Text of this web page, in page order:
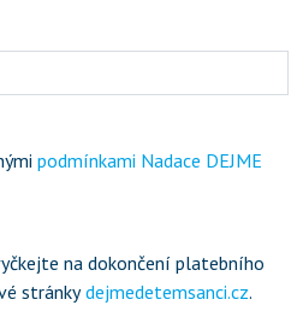
podmínkami Nadace DEJME
na dokončení platebního
stránkydejmedetemsanci.cz.